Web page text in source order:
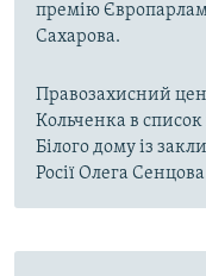
премію
Сахарова.
Правозахисний
Кольченка в список
Білого дому із
Росії Олега